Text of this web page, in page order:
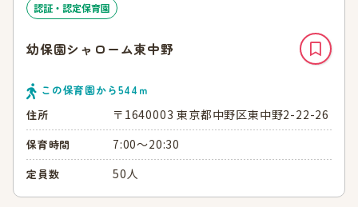
認証・認定保育園
幼保園シャローム東中野
この保育園から544 ｍ
住所
〒1640003 東京都中野区東中野2-22-26
保育時間 7:00～20:30
定員数 50人